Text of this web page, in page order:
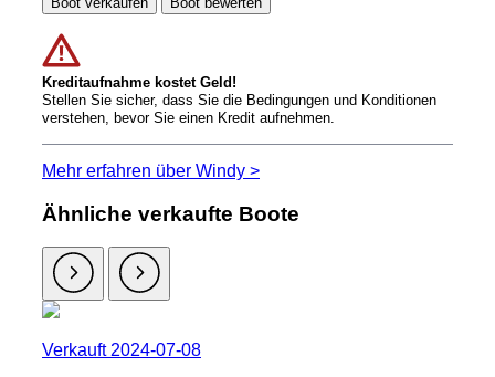
Kreditaufnahme kostet Geld!
Stellen Sie sicher, dass Sie die Bedingungen und Konditionen
verstehen, bevor Sie einen Kredit aufnehmen.
Mehr erfahren über Windy >
Ähnliche verkaufte Boote
Verkauft 2024-07-08